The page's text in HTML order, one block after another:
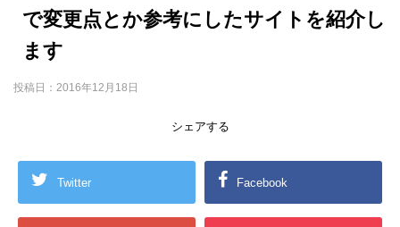
で変更点とか参考にしたサイトを紹介し
ます
投稿日： 2016年12月18日
シェアする
Twitter Facebook